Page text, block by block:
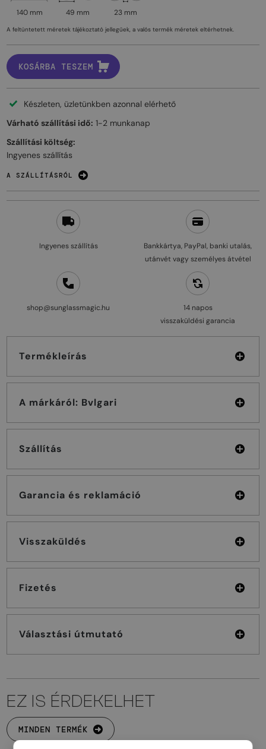
Ingyenes szállítás
Bankkártya, PayPal, banki utalás,
utánvét vagy személyes átvétel
shop@sunglassmagic.hu
14 napos
visszaküldési garancia
Termékleírás
A márkáról: Bvlgari
Szállítás
Garancia és reklamáció
Visszaküldés
Fizetés
Választási útmutató
140 mm 49 mm 23 mm
A feltüntetett méretek tájékoztató jellegűek, a valós termék méretek eltérhetnek.
KOSÁRBA TESZEM
Készleten, üzletünkben azonnal elérhető
Várható szállítási idő: 1-2 munkanap
Szállítási költség:
Ingyenes szállítás
A SZÁLLÍTÁSRÓL
EZ IS ÉRDEKELHET
MINDEN TERMÉK